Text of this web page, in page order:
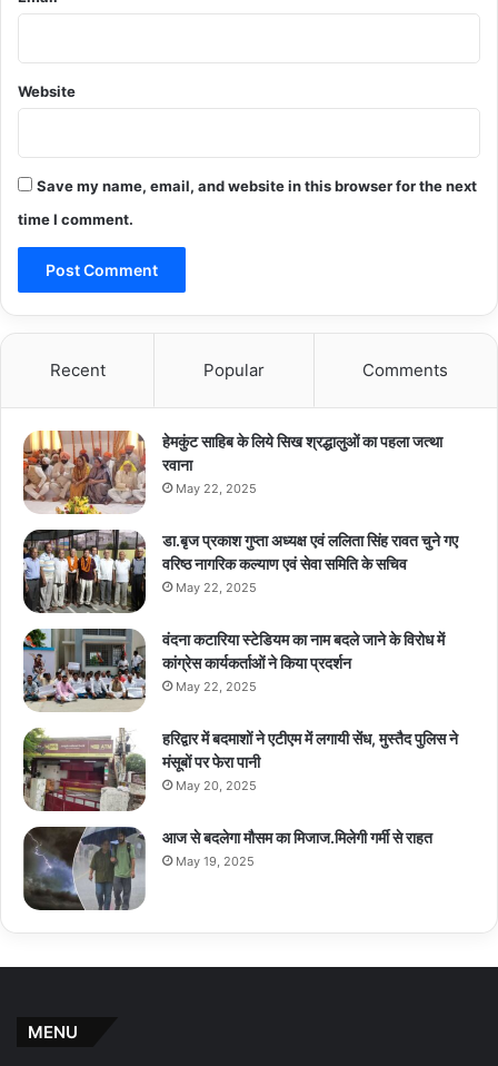
Website
Save my name, email, and website in this browser for the next
time I comment.
Recent Popular Comments
हेमकुंट साहिब के लिये सिख श्रद्धालुओं का पहला जत्था
रवाना
May 22, 2025
डा.बृज प्रकाश गुप्ता अध्यक्ष एवं ललिता सिंह रावत चुने गए
वरिष्ठ नागरिक कल्याण एवं सेवा समिति के सचिव
May 22, 2025
वंदना कटारिया स्टेडियम का नाम बदले जाने के विरोध में
कांग्रेस कार्यकर्ताओं ने किया प्रदर्शन
May 22, 2025
हरिद्वार में बदमाशों ने एटीएम में लगायी सेंध, मुस्तैद पुलिस ने
मंसूबों पर फेरा पानी
May 20, 2025
आज से बदलेगा मौसम का मिजाज.मिलेगी गर्मी से राहत
May 19, 2025
MENU